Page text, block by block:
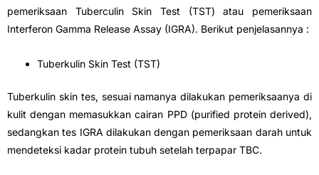
pemeriksaan Tuberculin Skin Test (TST) atau pemeriksaan
Interferon Gamma Release Assay (IGRA). Berikut penjelasannya :
Tuberkulin Skin Test (TST)
Tuberkulin skin tes, sesuai namanya dilakukan pemeriksaanya di
kulit dengan memasukkan cairan PPD (purified protein derived),
sedangkan tes IGRA dilakukan dengan pemeriksaan darah untuk
mendeteksi kadar protein tubuh setelah terpapar TBC.